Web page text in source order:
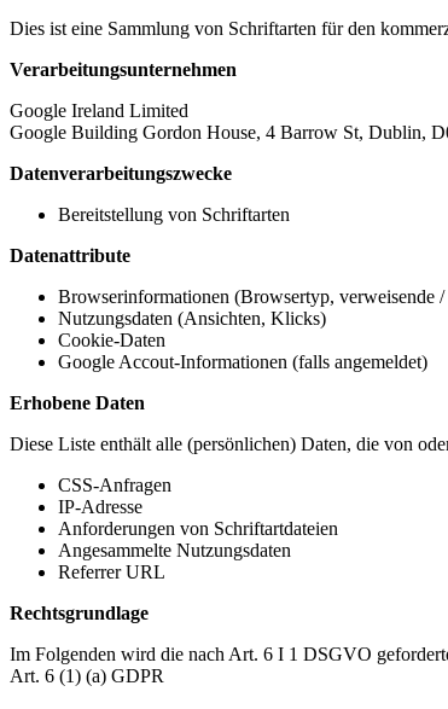
Dies ist eine Sammlung von Schriftarten für den
Verarbeitungsunternehmen
Google Ireland Limited
Google Building Gordon House, 4 Barrow St, Dublin,
Datenverarbeitungszwecke
Bereitstellung von Schriftarten
Datenattribute
Browserinformationen (Browsertyp, verweisende /
Nutzungsdaten (Ansichten, Klicks)
Cookie-Daten
Google Accout-Informationen (falls angemeldet)
Erhobene Daten
Diese Liste enthält alle (persönlichen) Daten, die von
CSS-Anfragen
IP-Adresse
Anforderungen von Schriftartdateien
Angesammelte Nutzungsdaten
Referrer URL
Rechtsgrundlage
Im Folgenden wird die nach Art. 6 I 1 DSGVO
Art. 6 (1) (a) GDPR